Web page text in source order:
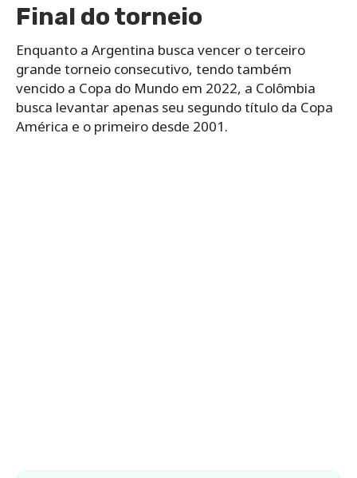
Final do torneio
Enquanto a Argentina busca vencer o terceiro
grande torneio consecutivo, tendo também
vencido a Copa do Mundo em 2022, a Colômbia
busca levantar apenas seu segundo título da Copa
América e o primeiro desde 2001.